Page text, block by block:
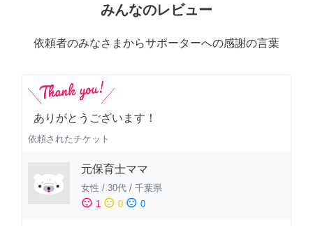
みんなのレビュー
依頼者のみなさまからサポーターへの感謝の言葉
ありがとうございます！
依頼されたチケット
元保育士ママ
女性 / 30代 / 千葉県
sentiment_satisfied 1 sentiment_neutral 0 sentiment_dissatisfied 0